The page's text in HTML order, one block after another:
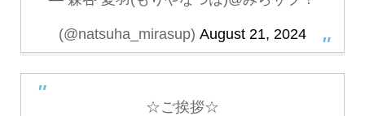
(@natsuha_mirasup) August 21, 2024
☆ご挨拶☆